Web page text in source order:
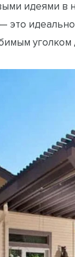
идеями в
это
уголком